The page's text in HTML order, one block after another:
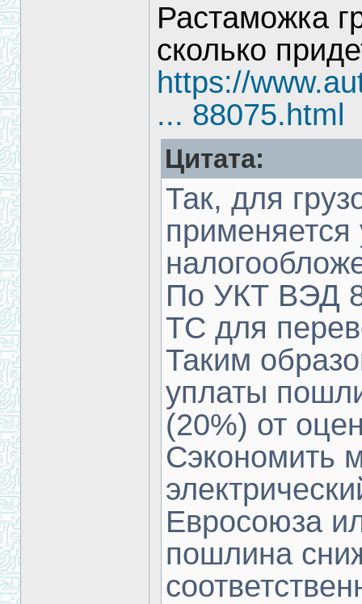
Растаможка
сколько
https://
... 88075.html
Цитата:
Так, для
По УКТ ВЭД
ТС для
Таким
уплаты
(20%) от
Сэкономить
Евросоюза
пошлина